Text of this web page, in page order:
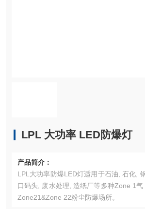
LPL 大功率 LED防爆灯
产品简介：
LPL大功率防爆LED灯适用于石油, 石化,
口码头, 废水处理, 造纸厂等多种Zone 1气
Zone21&Zone 22粉尘防爆场所。